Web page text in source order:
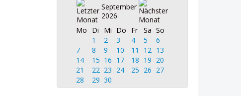
September
2026
Mo
Di Mi Do Fr Sa So
1
2 3 4 5
6
7
8 9 10 11 12 13
14
15 16 17 18 19 20
21
22 23 24 25 26 27
28
29 30